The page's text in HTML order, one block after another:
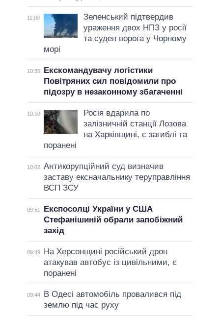
11:00
Зеленський підтвердив
ураження двох НПЗ у росії
та суден ворога у Чорному
морі
10:35
Екскомандувачу логістики
Повітряних сил повідомили про
підозру в незаконному збагаченні
10:10
Росія вдарила по
залізничній станції Лозова
на Харківщині, є загиблі та
поранені
10:02 Антикорупційний суд визначив
заставу ексначальнику теруправління
ВСП ЗСУ
09:51
Експосолці України у США
Стефанішиній обрали запобіжний
захід
09:49
На Херсонщині російський дрон
атакував автобус із цивільними, є
поранені
09:44
В Одесі автомобіль провалився під
землю під час руху